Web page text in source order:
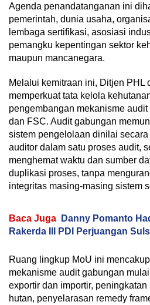
Agenda penandatanganan ini
pemerintah, dunia usaha,
lembaga sertifikasi, asosiasi
pemangku kepentingan sektor
maupun mancanegara.
Melalui kemitraan ini, Ditjen PHL
memperkuat tata kelola
pengembangan mekanisme
dan FSC. Audit gabungan
sistem pengelolaan dinilai
auditor dalam satu proses audit,
menghemat waktu dan sumber
duplikasi proses, tanpa
integritas masing-masing sistem
Baca Juga
Danny Pomanto
Rakerda III PDI Perjuangan
Ruang lingkup MoU ini
mekanisme audit gabungan
exportir dan importir,
hutan, penyelarasan remedy